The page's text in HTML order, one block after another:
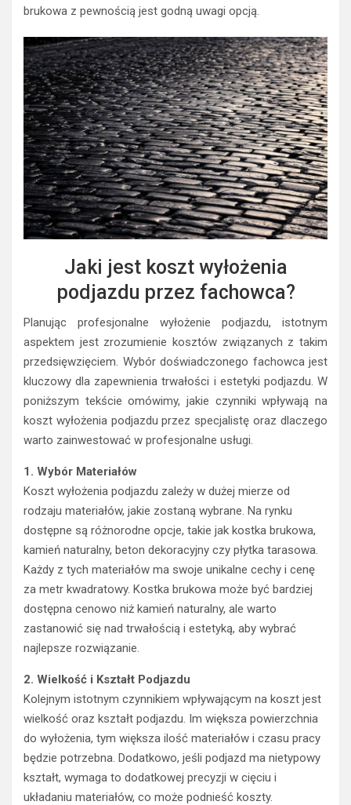
brukowa z pewnością jest godną uwagi opcją.
Jaki jest koszt wyłożenia
podjazdu przez fachowca?
Planując profesjonalne wyłożenie podjazdu, istotnym
aspektem jest zrozumienie kosztów związanych z takim
przedsięwzięciem. Wybór doświadczonego fachowca jest
kluczowy dla zapewnienia trwałości i estetyki podjazdu. W
poniższym tekście omówimy, jakie czynniki wpływają na
koszt wyłożenia podjazdu przez specjalistę oraz dlaczego
warto zainwestować w profesjonalne usługi.
1. Wybór Materiałów
Koszt wyłożenia podjazdu zależy w dużej mierze od
rodzaju materiałów, jakie zostaną wybrane. Na rynku
dostępne są różnorodne opcje, takie jak kostka brukowa,
kamień naturalny, beton dekoracyjny czy płytka tarasowa.
Każdy z tych materiałów ma swoje unikalne cechy i cenę
za metr kwadratowy. Kostka brukowa może być bardziej
dostępna cenowo niż kamień naturalny, ale warto
zastanowić się nad trwałością i estetyką, aby wybrać
najlepsze rozwiązanie.
2. Wielkość i Kształt Podjazdu
Kolejnym istotnym czynnikiem wpływającym na koszt jest
wielkość oraz kształt podjazdu. Im większa powierzchnia
do wyłożenia, tym większa ilość materiałów i czasu pracy
będzie potrzebna. Dodatkowo, jeśli podjazd ma nietypowy
kształt, wymaga to dodatkowej precyzji w cięciu i
układaniu materiałów, co może podnieść koszty.